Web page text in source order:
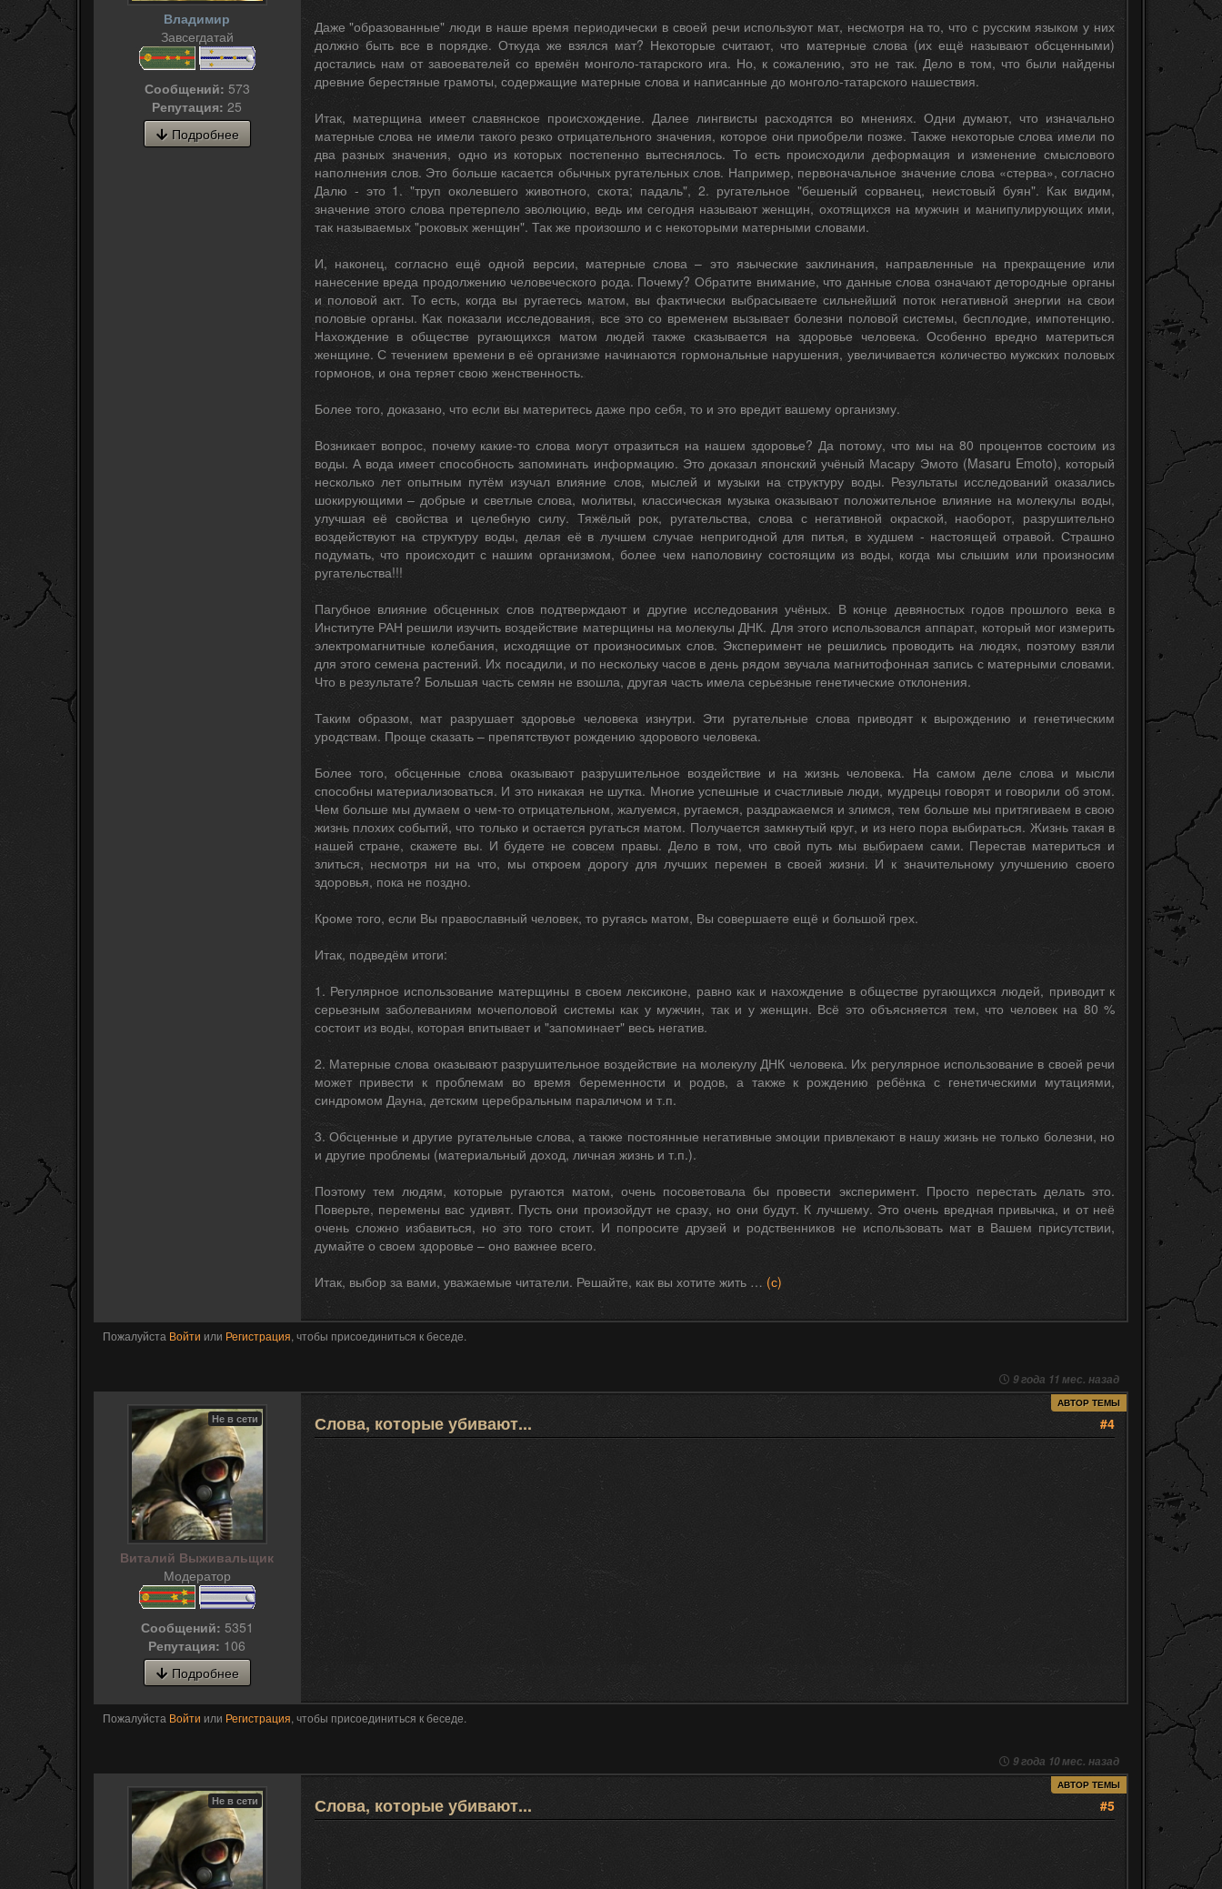
Владимир
Завсегдатай
Сообщений: 573
Репутация: 25
Подробнее
Даже "образованные" люди в наше время периодически в своей речи используют мат, несмотря на то, что с русским языком у них
должно быть все в порядке. Откуда же взялся мат? Некоторые считают, что матерные слова (их ещё называют обсценными)
достались нам от завоевателей со времён монголо-татарского ига. Но, к сожалению, это не так. Дело в том, что были найдены
древние берестяные грамоты, содержащие матерные слова и написанные до монголо-татарского нашествия.
Итак, матерщина имеет славянское происхождение. Далее лингвисты расходятся во мнениях. Одни думают, что изначально
матерные слова не имели такого резко отрицательного значения, которое они приобрели позже. Также некоторые слова имели по
два разных значения, одно из которых постепенно вытеснялось. То есть происходили деформация и изменение смыслового
наполнения слов. Это больше касается обычных ругательных слов. Например, первоначальное значение слова «стерва», согласно
Далю - это 1. "труп околевшего животного, скота; падаль", 2. ругательное "бешеный сорванец, неистовый буян". Как видим,
значение этого слова претерпело эволюцию, ведь им сегодня называют женщин, охотящихся на мужчин и манипулирующих ими,
так называемых "роковых женщин". Так же произошло и с некоторыми матерными словами.
И, наконец, согласно ещё одной версии, матерные слова – это языческие заклинания, направленные на прекращение или
нанесение вреда продолжению человеческого рода. Почему? Обратите внимание, что данные слова означают детородные органы
и половой акт. То есть, когда вы ругаетесь матом, вы фактически выбрасываете сильнейший поток негативной энергии на свои
половые органы. Как показали исследования, все это со временем вызывает болезни половой системы, бесплодие, импотенцию.
Нахождение в обществе ругающихся матом людей также сказывается на здоровье человека. Особенно вредно материться
женщине. С течением времени в её организме начинаются гормональные нарушения, увеличивается количество мужских половых
гормонов, и она теряет свою женственность.
Более того, доказано, что если вы материтесь даже про себя, то и это вредит вашему организму.
Возникает вопрос, почему какие-то слова могут отразиться на нашем здоровье? Да потому, что мы на 80 процентов состоим из
воды. А вода имеет способность запоминать информацию. Это доказал японский учёный Масару Эмото (Masaru Emoto), который
несколько лет опытным путём изучал влияние слов, мыслей и музыки на структуру воды. Результаты исследований оказались
шокирующими – добрые и светлые слова, молитвы, классическая музыка оказывают положительное влияние на молекулы воды,
улучшая её свойства и целебную силу. Тяжёлый рок, ругательства, слова с негативной окраской, наоборот, разрушительно
воздействуют на структуру воды, делая её в лучшем случае непригодной для питья, в худшем - настоящей отравой. Страшно
подумать, что происходит с нашим организмом, более чем наполовину состоящим из воды, когда мы слышим или произносим
ругательства!!!
Пагубное влияние обсценных слов подтверждают и другие исследования учёных. В конце девяностых годов прошлого века в
Институте РАН решили изучить воздействие матерщины на молекулы ДНК. Для этого использовался аппарат, который мог измерить
электромагнитные колебания, исходящие от произносимых слов. Эксперимент не решились проводить на людях, поэтому взяли
для этого семена растений. Их посадили, и по нескольку часов в день рядом звучала магнитофонная запись с матерными словами.
Что в результате? Большая часть семян не взошла, другая часть имела серьезные генетические отклонения.
Таким образом, мат разрушает здоровье человека изнутри. Эти ругательные слова приводят к вырождению и генетическим
уродствам. Проще сказать – препятствуют рождению здорового человека.
Более того, обсценные слова оказывают разрушительное воздействие и на жизнь человека. На самом деле слова и мысли
способны материализоваться. И это никакая не шутка. Многие успешные и счастливые люди, мудрецы говорят и говорили об этом.
Чем больше мы думаем о чем-то отрицательном, жалуемся, ругаемся, раздражаемся и злимся, тем больше мы притягиваем в свою
жизнь плохих событий, что только и остается ругаться матом. Получается замкнутый круг, и из него пора выбираться. Жизнь такая в
нашей стране, скажете вы. И будете не совсем правы. Дело в том, что свой путь мы выбираем сами. Перестав материться и
злиться, несмотря ни на что, мы откроем дорогу для лучших перемен в своей жизни. И к значительному улучшению своего
здоровья, пока не поздно.
Кроме того, если Вы православный человек, то ругаясь матом, Вы совершаете ещё и большой грех.
Итак, подведём итоги:
1. Регулярное использование матерщины в своем лексиконе, равно как и нахождение в обществе ругающихся людей, приводит к
серьезным заболеваниям мочеполовой системы как у мужчин, так и у женщин. Всё это объясняется тем, что человек на 80 %
состоит из воды, которая впитывает и "запоминает" весь негатив.
2. Матерные слова оказывают разрушительное воздействие на молекулу ДНК человека. Их регулярное использование в своей речи
может привести к проблемам во время беременности и родов, а также к рождению ребёнка с генетическими мутациями,
синдромом Дауна, детским церебральным параличом и т.п.
3. Обсценные и другие ругательные слова, а также постоянные негативные эмоции привлекают в нашу жизнь не только болезни, но
и другие проблемы (материальный доход, личная жизнь и т.п.).
Поэтому тем людям, которые ругаются матом, очень посоветовала бы провести эксперимент. Просто перестать делать это.
Поверьте, перемены вас удивят. Пусть они произойдут не сразу, но они будут. К лучшему. Это очень вредная привычка, и от неё
очень сложно избавиться, но это того стоит. И попросите друзей и родственников не использовать мат в Вашем присутствии,
думайте о своем здоровье – оно важнее всего.
Итак, выбор за вами, уважаемые читатели. Решайте, как вы хотите жить … (с)
Пожалуйста Войти или Регистрация, чтобы присоединиться к беседе.
9 года 11 мес. назад
Не в сети
Виталий Выживальщик
Модератор
Сообщений: 5351
Репутация: 106
Подробнее
АВТОР ТЕМЫ
Слова, которые убивают... #4
Пожалуйста Войти или Регистрация, чтобы присоединиться к беседе.
9 года 10 мес. назад
Не в сети
АВТОР ТЕМЫ
Слова, которые убивают... #5